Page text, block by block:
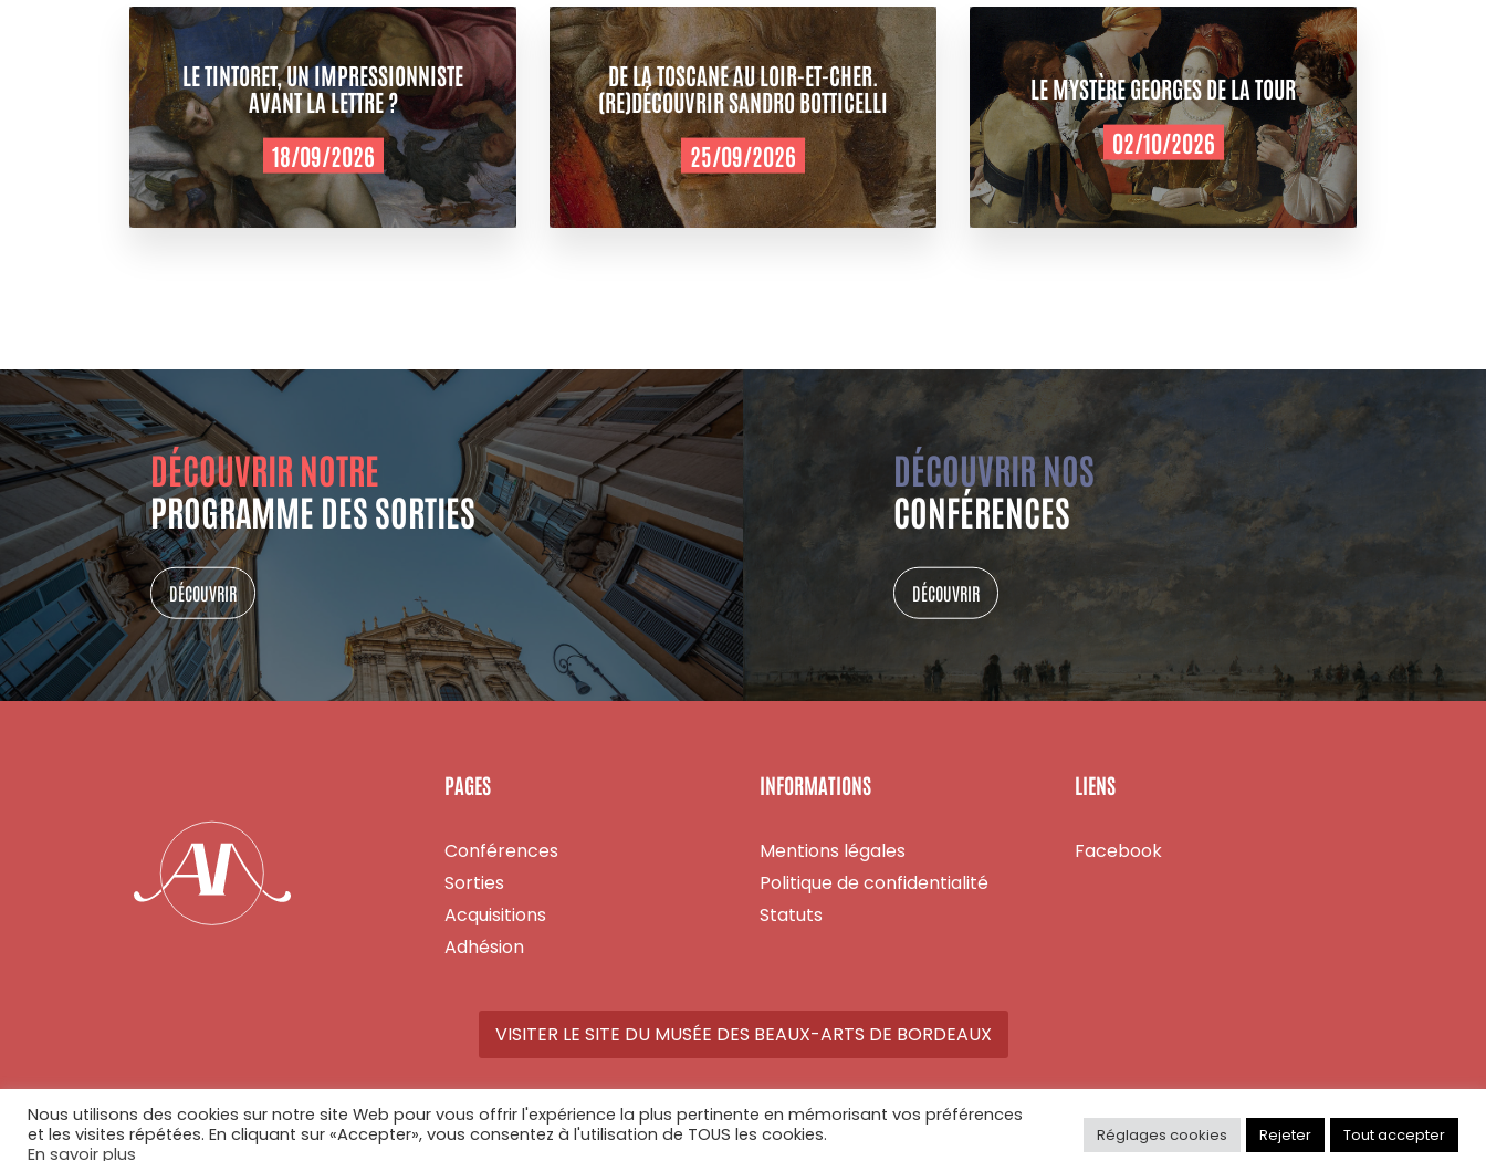
LE TINTORET, UN IMPRESSIONNISTE
AVANT LA LETTRE ?
18/09/2026
DE LA TOSCANE AU LOIR-ET-CHER.
(RE)DÉCOUVRIR SANDRO BOTTICELLI
25/09/2026
LE MYSTÈRE GEORGES DE LA TOUR
02/10/2026
DÉCOUVRIR NOTRE
PROGRAMME DES SORTIES
DÉCOUVRIR
DÉCOUVRIR NOS
CONFÉRENCES
DÉCOUVRIR
PAGES
Conférences
Sorties
Acquisitions
Adhésion
INFORMATIONS
Mentions légales
Politique de confidentialité
Statuts
LIENS
Facebook
VISITER LE SITE DU MUSÉE DES BEAUX-ARTS DE BORDEAUX
© Copyright 2026 - Tous droits réservés - Réalisé par
Nous utilisons des cookies sur notre site Web pour vous offrir l'expérience la plus pertinente en mémorisant vos préférences
et les visites répétées. En cliquant sur «Accepter», vous consentez à l'utilisation de TOUS les cookies.
En savoir plus
Réglages cookies Rejeter Tout accepter